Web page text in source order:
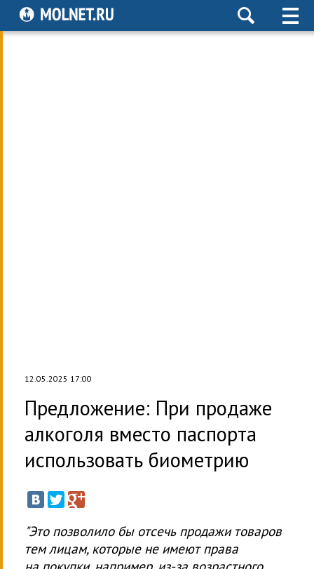
12.05.2025 17:00
Предложение: При продаже
алкоголя вместо паспорта
использовать биометрию
"Это позволило бы отсечь продажи товаров
тем лицам, которые не имеют права